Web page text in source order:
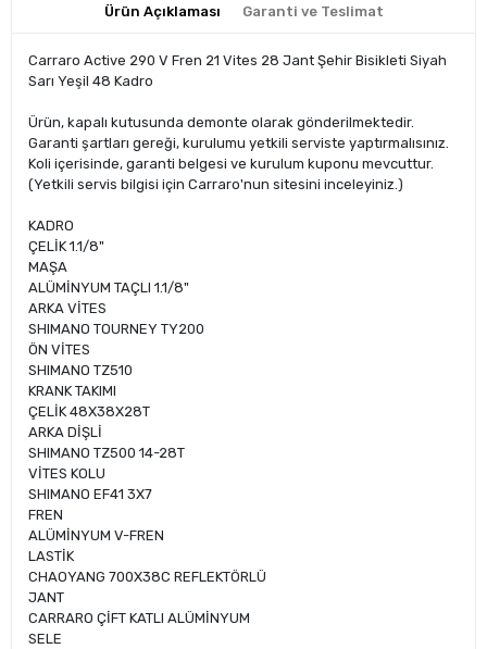
Ürün Açıklaması Garanti ve Teslimat
Carraro Active 290 V Fren 21 Vites 28 Jant Şehir Bisikleti Siyah
Sarı Yeşil 48 Kadro
Ürün, kapalı kutusunda demonte olarak gönderilmektedir.
Garanti şartları gereği, kurulumu yetkili serviste yaptırmalısınız.
Koli içerisinde, garanti belgesi ve kurulum kuponu mevcuttur.
(Yetkili servis bilgisi için Carraro'nun sitesini inceleyiniz.)
KADRO
ÇELİK 1.1/8"
MAŞA
ALÜMİNYUM TAÇLI 1.1/8"
ARKA VİTES
SHIMANO TOURNEY TY200
ÖN VİTES
SHIMANO TZ510
KRANK TAKIMI
ÇELİK 48X38X28T
ARKA DİŞLİ
SHIMANO TZ500 14-28T
VİTES KOLU
SHIMANO EF41 3X7
FREN
ALÜMİNYUM V-FREN
LASTİK
CHAOYANG 700X38C REFLEKTÖRLÜ
JANT
CARRARO ÇİFT KATLI ALÜMİNYUM
SELE